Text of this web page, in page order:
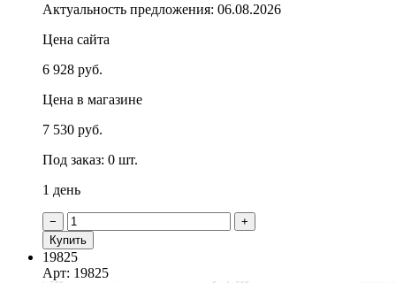
Актуальность предложения: 06.08.2026
Цена сайта
6 928 руб.
Цена в магазине
7 530 руб.
Под заказ: 0 шт.
1 день
−
+
Купить
19825
Арт: 19825